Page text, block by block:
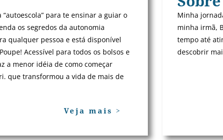
para te ensinar a guiar o
os segredos da autonomia
qualquer pessoa e está disponível
Acessível para todos os bolsos e
a menor idéia de como começar
que transformou a vida de mais de
Veja mais >
Minha
minha irmã,
tempo até
descobrir